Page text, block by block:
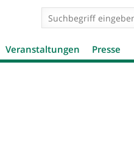
Suchformular
Veranstaltungen Presse